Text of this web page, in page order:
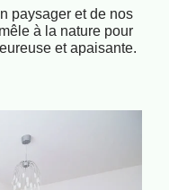
paysager et de nos
à la nature pour
et apaisante.